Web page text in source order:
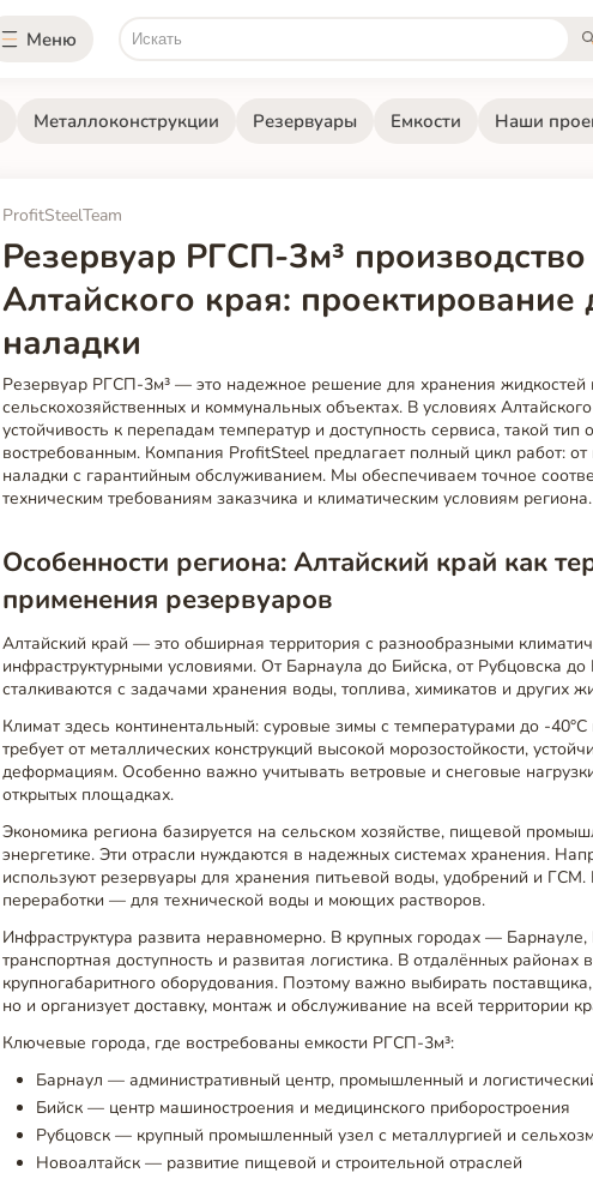
Меню
Металлоконструкции Резервуары Емкости Наши
ProfitSteelTeam
Резервуар РГСП-3м³
Алтайского края: проектирование
наладки
Резервуар РГСП-3м³ — это надежное решение для хранения
сельскохозяйственных и коммунальных объектах. В условиях
устойчивость к перепадам температур и доступность сервиса, такой тип
востребованным. Компания ProfitSteel предлагает полный цикл работ:
наладки с гарантийным обслуживанием. Мы обеспечиваем точное
техническим требованиям заказчика и климатическим условиям региона.
Особенности региона: Алтайский край как
применения резервуаров
Алтайский край — это обширная территория с разнообразными
инфраструктурными условиями. От Барнаула до Бийска, от Рубцовска
сталкиваются с задачами хранения воды, топлива, химикатов и других
Климат здесь континентальный: суровые зимы с температурами до -
требует от металлических конструкций высокой морозостойкости,
деформациям. Особенно важно учитывать ветровые и снеговые
открытых площадках.
Экономика региона базируется на сельском хозяйстве, пищевой
энергетике. Эти отрасли нуждаются в надежных системах хранения.
используют резервуары для хранения питьевой воды, удобрений и
переработки — для технической воды и моющих растворов.
Инфраструктура развита неравномерно. В крупных городах —
транспортная доступность и развитая логистика. В отдалённых
крупногабаритного оборудования. Поэтому важно выбирать
но и организует доставку, монтаж и обслуживание на всей территории
Ключевые города, где востребованы емкости РГСП-3м³:
Барнаул — административный центр, промышленный и
Бийск — центр машиностроения и медицинского приборостроения
Рубцовск — крупный промышленный узел с металлургией и
Новоалтайск — развитие пищевой и строительной отраслей